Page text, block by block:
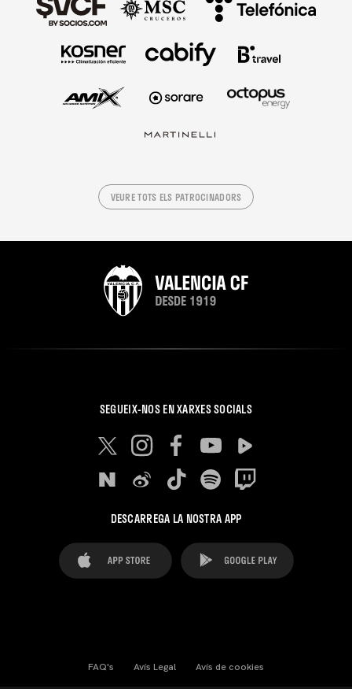
VEURE TOTS ELS PATROCINADORS
SEGUEIX-NOS EN XARXES SOCIALS
DESCARREGA LA NOSTRA APP
FAQ's Avís Legal Avís de cookies